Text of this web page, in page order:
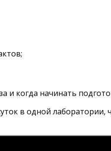
и когда начинать
в одной лаборатории,